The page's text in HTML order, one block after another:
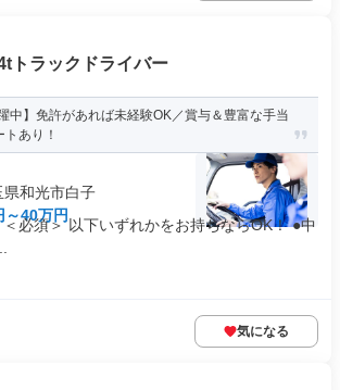
トラックドライバー
中】免許があれば未経験OK／賞与＆豊富な手当
あり！
和光市白子
～40万円
必須＞ 以下いずれかをお持ちならOK！ ●中
気になる